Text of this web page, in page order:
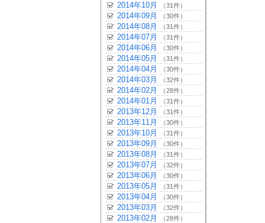
2014年10月 （31件）
2014年09月 （30件）
2014年08月 （31件）
2014年07月 （31件）
2014年06月 （30件）
2014年05月 （31件）
2014年04月 （30件）
2014年03月 （32件）
2014年02月 （28件）
2014年01月 （31件）
2013年12月 （31件）
2013年11月 （30件）
2013年10月 （31件）
2013年09月 （30件）
2013年08月 （31件）
2013年07月 （32件）
2013年06月 （30件）
2013年05月 （31件）
2013年04月 （30件）
2013年03月 （32件）
2013年02月 （28件）